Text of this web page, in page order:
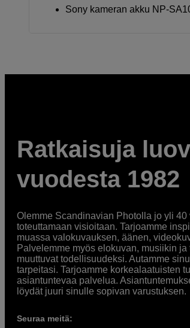
Sony kameran akku NP-
Ratkaisuja
vuodesta 1982
Olemme Scandinavian Photolla jo yli
toteuttamaan visioitaan. Tarjoamme
muassa valokuvauksen, äänen,
Palvelemme myös elokuvan, musiikin
muuttuvat todellisuudeksi. Autamme
tarpeitasi. Tarjoamme korkealaatuisten
asiantuntevaa palvelua.
löydät juuri sinulle sopivan varustuksen.
Seuraa meitä: